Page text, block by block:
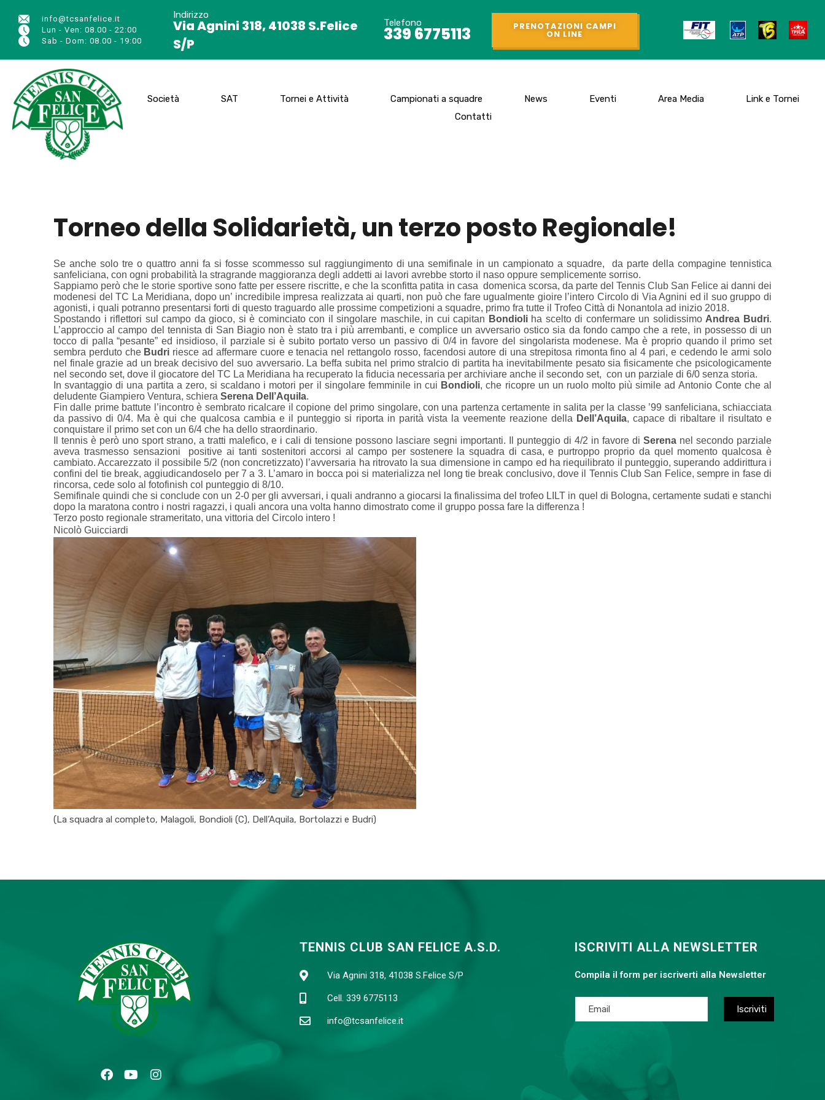
info@tcsanfelice.it
Lun - Ven: 08.00 - 22:00
Sab - Dom: 08.00 - 19:00
Indirizzo
Via Agnini 318, 41038 S.Felice
S/P
Telefono
339 6775113 PRENOTAZIONI CAMPI
ON LINE
Società SAT Tornei e Attività Campionati a squadre News Eventi Area Media
Link e Tornei
Contatti
Torneo della Solidarietà, un terzo posto Regionale!
Se anche solo tre o quattro anni fa si fosse scommesso sul raggiungimento di una semifinale in un campionato a squadre, da parte della compagine tennistica
sanfeliciana, con ogni probabilità la stragrande maggioranza degli addetti ai lavori avrebbe storto il naso oppure semplicemente sorriso.
Sappiamo però che le storie sportive sono fatte per essere riscritte, e che la sconfitta patita in casa domenica scorsa, da parte del Tennis Club San Felice ai danni dei
modenesi del TC La Meridiana, dopo un’ incredibile impresa realizzata ai quarti, non può che fare ugualmente gioire l’intero Circolo di Via Agnini ed il suo gruppo di
agonisti, i quali potranno presentarsi forti di questo traguardo alle prossime competizioni a squadre, primo fra tutte il Trofeo Città di Nonantola ad inizio 2018.
Spostando i riflettori sul campo da gioco, si è cominciato con il singolare maschile, in cui capitan Bondioliha scelto di confermare un solidissimo Andrea Budri.
L’approccio al campo del tennista di San Biagio non è stato tra i più arrembanti, e complice un avversario ostico sia da fondo campo che a rete, in possesso di un
tocco di palla “pesante” ed insidioso, il parziale si è subito portato verso un passivo di 0/4 in favore del singolarista modenese. Ma è proprio quando il primo set
sembra perduto che Budri riesce ad affermare cuore e tenacia nel rettangolo rosso, facendosi autore di una strepitosa rimonta fino al 4 pari, e cedendo le armi solo
nel finale grazie ad un break decisivo del suo avversario. La beffa subita nel primo stralcio di partita ha inevitabilmente pesato sia fisicamente che psicologicamente
nel secondo set, dove il giocatore del TC La Meridiana ha recuperato la fiducia necessaria per archiviare anche il secondo set, con un parziale di 6/0 senza storia.
In svantaggio di una partita a zero, si scaldano i motori per il singolare femminile in cui Bondioli, che ricopre un un ruolo molto più simile ad Antonio Conte che al
deludente Giampiero Ventura, schiera Serena Dell’Aquila.
Fin dalle prime battute l’incontro è sembrato ricalcare il copione del primo singolare, con una partenza certamente in salita per la classe ’99 sanfeliciana, schiacciata
da passivo di 0/4. Ma è qui che qualcosa cambia e il punteggio si riporta in parità vista la veemente reazione della Dell’Aquila, capace di ribaltare il risultato e
conquistare il primo set con un 6/4 che ha dello straordinario.
Il tennis è però uno sport strano, a tratti malefico, e i cali di tensione possono lasciare segni importanti. Il punteggio di 4/2 in favore di Serena nel secondo parziale
aveva trasmesso sensazioni positive ai tanti sostenitori accorsi al campo per sostenere la squadra di casa, e purtroppo proprio da quel momento qualcosa è
cambiato. Accarezzato il possibile 5/2 (non concretizzato) l’avversaria ha ritrovato la sua dimensione in campo ed ha riequilibrato il punteggio, superando addirittura i
confini del tie break, aggiudicandoselo per 7 a 3. L’amaro in bocca poi si materializza nel long tie break conclusivo, dove il Tennis Club San Felice, sempre in fase di
rincorsa, cede solo al fotofinish col punteggio di 8/10.
Semifinale quindi che si conclude con un 2-0 per gli avversari, i quali andranno a giocarsi la finalissima del trofeo LILT in quel di Bologna, certamente sudati e stanchi
dopo la maratona contro i nostri ragazzi, i quali ancora una volta hanno dimostrato come il gruppo possa fare la differenza !
Terzo posto regionale strameritato, una vittoria del Circolo intero !
Nicolò Guicciardi
(La squadra al completo, Malagoli, Bondioli (C), Dell’Aquila, Bortolazzi e Budri)
TENNIS CLUB SAN FELICE A.S.D.
Via Agnini 318, 41038 S.Felice S/P
Cell. 339 6775113
info@tcsanfelice.it
ISCRIVITI ALLA NEWSLETTER
Compila il form per iscriverti alla Newsletter